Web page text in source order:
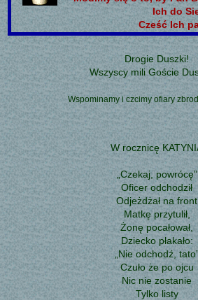
Ich do
Cześć Ich
Drogie Duszki!
Wszyscy mili Goście
Wspominamy i czcimy ofiary
W rocznicę
„Czekaj, powrócę”
Oficer odchodził
Odjeżdżał na front
Matkę przytulił,
Żonę pocałował,
Dziecko płakało:
„Nie odchodź,
Czuło że po ojcu
Nic nie zostanie
Tylko listy